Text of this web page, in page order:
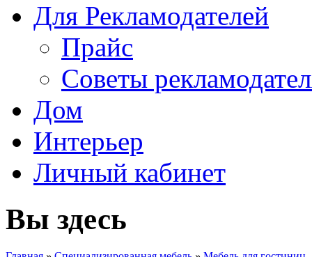
Для Рекламодателей
Прайс
Советы
Дом
Интерьер
Личный кабинет
Вы здесь